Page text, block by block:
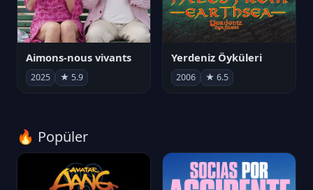
Aimons-nous vivants
2025 ★ 5.9
Yerdeniz Öyküleri
2006 ★ 6.5
🔥 Popüler